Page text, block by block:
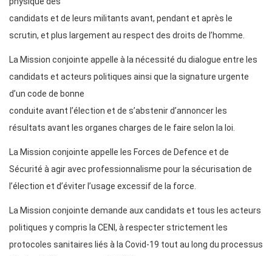
candidats et de leurs militants avant, pendant et après le
scrutin, et plus largement au respect des droits de l’homme.
La Mission conjointe appelle à la nécessité du dialogue entre les
candidats et acteurs politiques ainsi que la signature urgente
d’un code de bonne
conduite avant l’élection et de s’abstenir d’annoncer les
résultats avant les organes charges de le faire selon la loi.
La Mission conjointe appelle les Forces de Defence et de
Sécurité à agir avec professionnalisme pour la sécurisation de
l’élection et d’éviter l’usage excessif de la force.
La Mission conjointe demande aux candidats et tous les acteurs
politiques y compris la CENI, à respecter strictement les
protocoles sanitaires liés à la Covid-19 tout au long du processus